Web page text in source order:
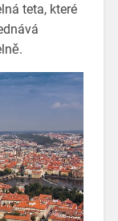
teta, které